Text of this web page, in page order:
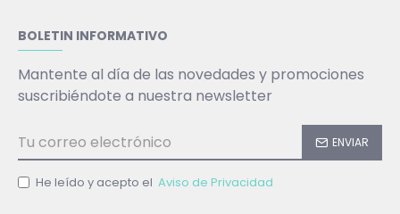
BOLETIN INFORMATIVO
Mantente al día de las novedades y promociones
suscribiéndote a nuestra newsletter
ENVIAR
He leído y acepto el Aviso de Privacidad